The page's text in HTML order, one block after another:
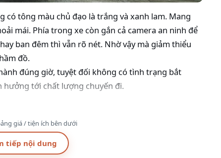
có tông màu chủ đạo là trắng và xanh lam. Mang
mái. Phía trong xe còn gắn cả camera an ninh để
ban đêm thì vẫn rõ nét. Nhờ vậy mà giảm thiểu
đồ.
đúng giờ, tuyệt đối không có tình trạng bắt
hưởng tới chất lượng chuyến đi.
Vĩnh Yên
giá / tiện ích bên dưới
tiếp nội dung